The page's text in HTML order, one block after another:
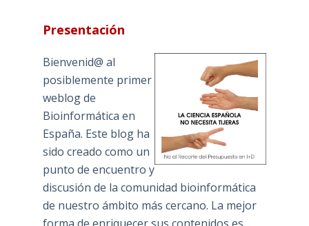
Presentación
Bienvenid@ al
posiblemente primer
weblog de
Bioinformática en
España. Este blog ha
sido creado como un
punto de encuentro y
discusión de la comunidad bioinformática
de nuestro ámbito más cercano. La mejor